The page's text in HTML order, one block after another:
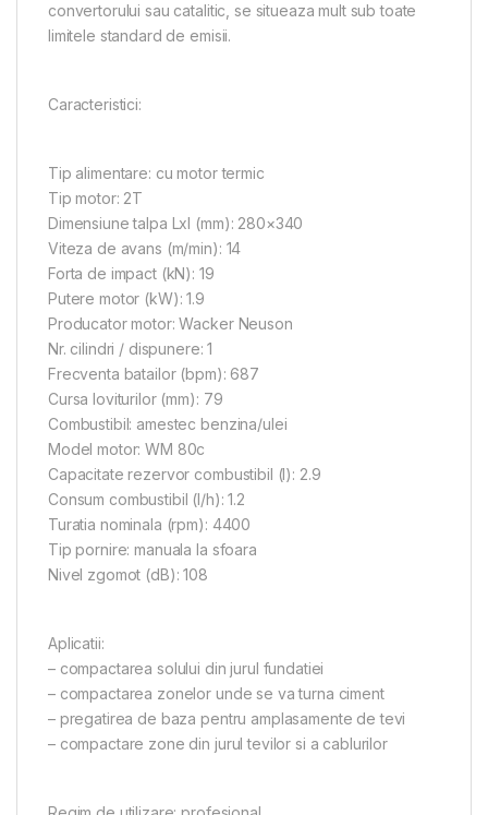
convertorului sau catalitic, se situeaza mult sub toate
limitele standard de emisii.
Caracteristici:
Tip alimentare: cu motor termic
Tip motor: 2T
Dimensiune talpa Lxl (mm): 280×340
Viteza de avans (m/min): 14
Forta de impact (kN): 19
Putere motor (kW): 1.9
Producator motor: Wacker Neuson
Nr. cilindri / dispunere: 1
Frecventa batailor (bpm): 687
Cursa loviturilor (mm): 79
Combustibil: amestec benzina/ulei
Model motor: WM 80c
Capacitate rezervor combustibil (l): 2.9
Consum combustibil (l/h): 1.2
Turatia nominala (rpm): 4400
Tip pornire: manuala la sfoara
Nivel zgomot (dB): 108
Aplicatii:
– compactarea solului din jurul fundatiei
– compactarea zonelor unde se va turna ciment
– pregatirea de baza pentru amplasamente de tevi
– compactare zone din jurul tevilor si a cablurilor